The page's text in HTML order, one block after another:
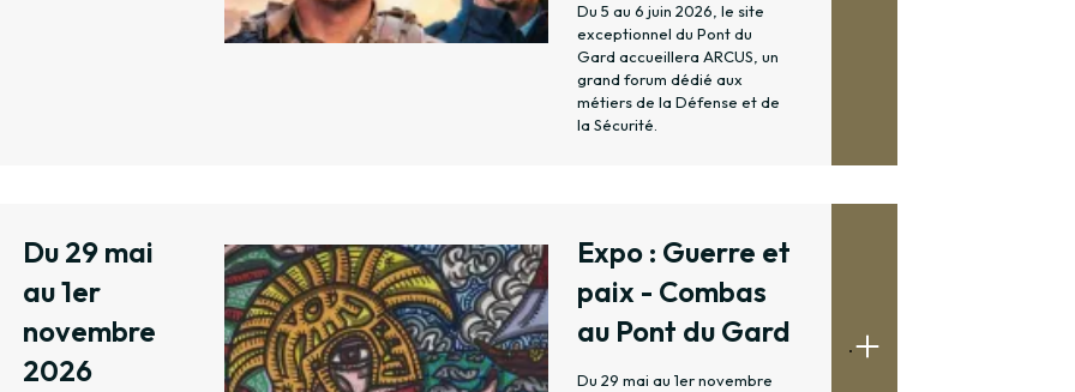
Du 5 au 6 juin 2026, le site
exceptionnel du Pont du
Gard accueillera ARCUS, un
grand forum dédié aux
métiers de la Défense et de
la Sécurité.
Du 29 mai
au 1er
novembre
2026
Expo : Guerre et
paix - Combas
au Pont du Gard
Du 29 mai au 1er novembre
.